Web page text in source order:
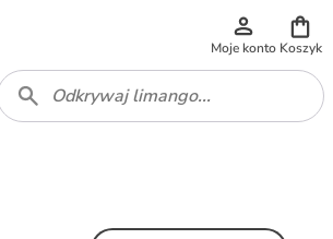
Moje konto Koszyk